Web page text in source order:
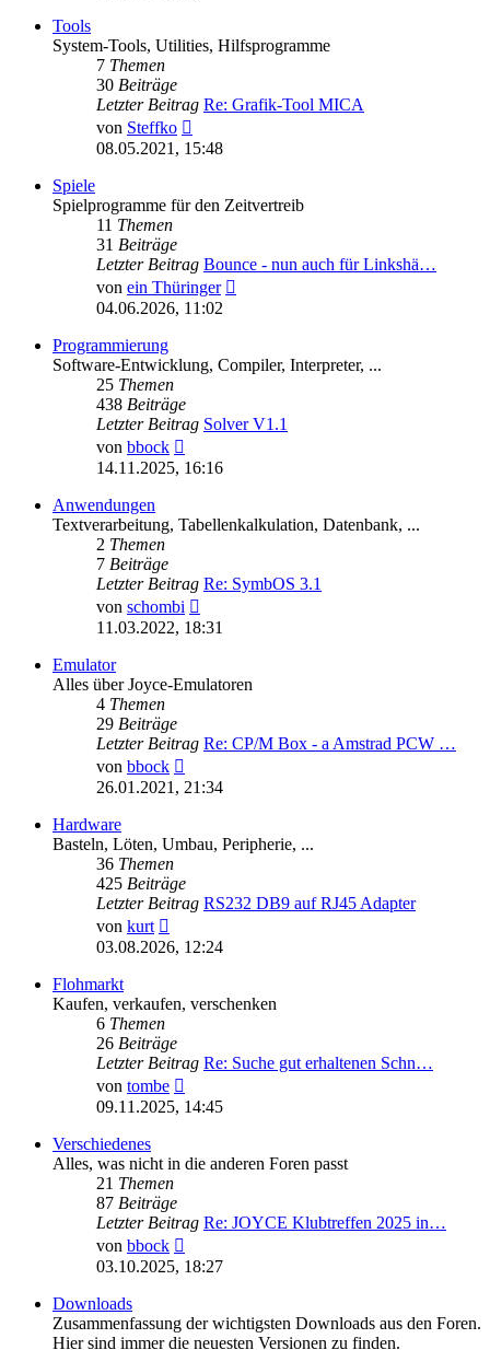
Tools
System-Tools, Utilities, Hilfsprogramme
7 Themen
30 Beiträge
Letzter Beitrag Re: Grafik-Tool MICA
von Steffko
Beitrag
08.05.2021, 15:48
Spiele
Spielprogramme für den Zeitvertreib
11 Themen
31 Beiträge
Letzter Beitrag Bounce - nun auch für Linkshä…
von ein Thüringer
04.06.2026, 11:02
Programmierung
Software-Entwicklung, Compiler, Interpreter, ...
25 Themen
438 Beiträge
Letzter Beitrag Solver V1.1
von bbock
Beitrag
14.11.2025, 16:16
Anwendungen
Textverarbeitung, Tabellenkalkulation, Datenbank, ...
2 Themen
7 Beiträge
Letzter Beitrag Re: SymbOS 3.1
von schombi
Beitrag
11.03.2022, 18:31
Emulator
Alles über Joyce-Emulatoren
4 Themen
29 Beiträge
Letzter Beitrag Re: CP/M Box - a Amstrad PCW …
von bbock
Beitrag
26.01.2021, 21:34
Hardware
Basteln, Löten, Umbau, Peripherie, ...
36 Themen
425 Beiträge
Letzter Beitrag RS232 DB9 auf RJ45 Adapter
von kurt
Beitrag
03.08.2026, 12:24
Flohmarkt
Kaufen, verkaufen, verschenken
6 Themen
26 Beiträge
Letzter Beitrag Re: Suche gut erhaltenen Schn…
von tombe
Beitrag
09.11.2025, 14:45
Verschiedenes
Alles, was nicht in die anderen Foren passt
21 Themen
87 Beiträge
Letzter Beitrag Re: JOYCE Klubtreffen 2025 in…
von bbock
Beitrag
03.10.2025, 18:27
Downloads
Zusammenfassung der wichtigsten Downloads aus den Foren.
Hier sind immer die neuesten Versionen zu finden.